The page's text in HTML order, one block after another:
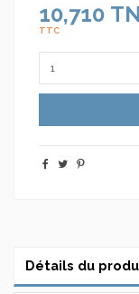
10,710
TTC
Détails du